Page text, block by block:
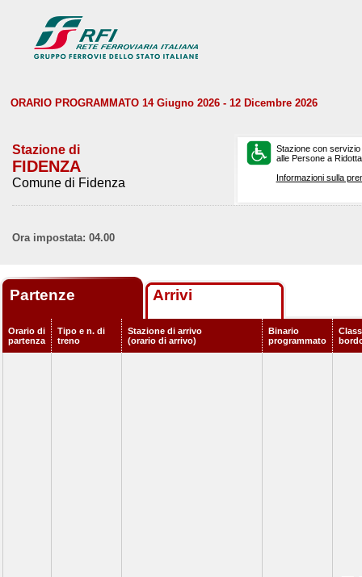
ORARIO PROGRAMMATO 14 Giugno 2026 - 12 Dicembre 2026
Stazione di
FIDENZA
Comune di Fidenza
Stazione con
alle Persone a
Informazioni sulla
Ora impostata: 04.00
Partenze Arrivi
Orario di
partenza
Tipo e n. di
treno
Stazione di arrivo
(orario di arrivo)
Binario
programmato